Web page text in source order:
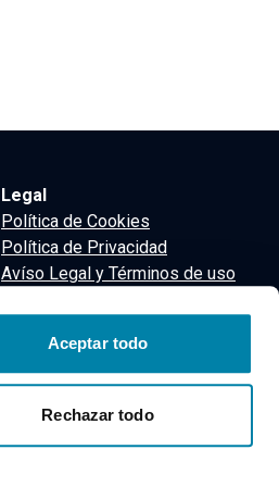
Aceptar todo
Rechazar todo
Legal
Política de Cookies
Política de Privacidad
Avíso Legal y Términos de uso